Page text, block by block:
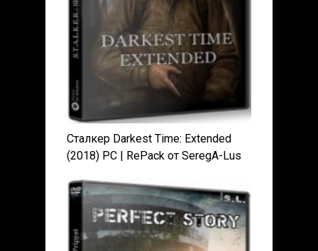
Сталкер Darkest Time: Extended
(2018) PC | RePack от SeregA-Lus